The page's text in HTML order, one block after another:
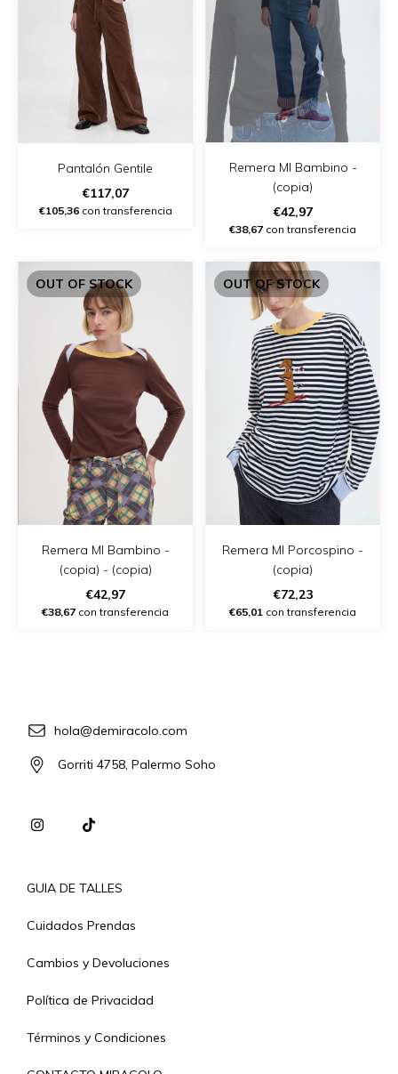
Pantalón Gentile
€117,07
€105,36con transferencia
Remera Ml Bambino -
(copia)
€42,97
€38,67 con transferencia
OUT OF STOCK
Remera Ml Bambino -
(copia) - (copia)
€42,97
€38,67 con transferencia
OUT OF STOCK
Remera Ml Porcospino -
(copia)
€72,23
€65,01 con transferencia
hola@demiracolo.com
Gorriti 4758, Palermo Soho
GUIA DE TALLES
Cuidados Prendas
Cambios y Devoluciones
Política de Privacidad
Términos y Condiciones